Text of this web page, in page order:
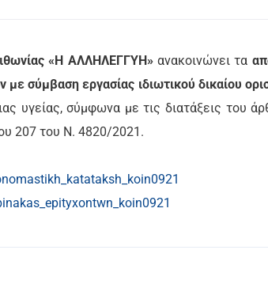
«Η ΑΛΛΗΛΕΓΓΥΗ»ανακοινώνει τα
σύμβαση εργασίας ιδιωτικού δικαίου
υγείας, σύμφωνα με τις διατάξεις του
207 του Ν. 4820/2021.